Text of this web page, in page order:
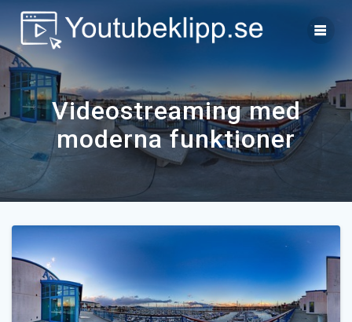
to
content
Videostreaming med
moderna funktioner